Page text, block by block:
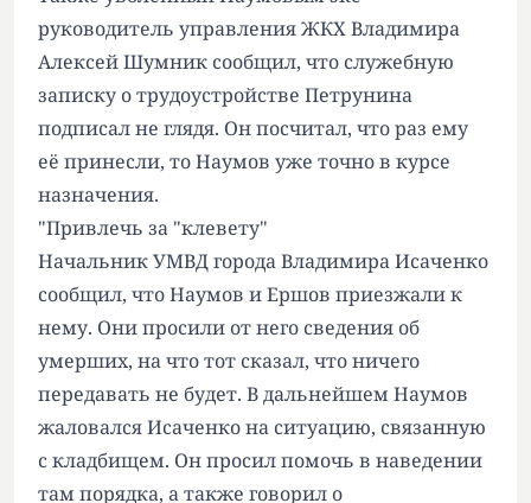
руководитель управления ЖКХ Владимира
Алексей Шумник сообщил, что служебную
записку о трудоустройстве Петрунина
подписал не глядя. Он посчитал, что раз ему
её принесли, то Наумов уже точно в курсе
назначения.
"Привлечь за "клевету"
Начальник УМВД города Владимира Исаченко
сообщил, что Наумов и Ершов приезжали к
нему. Они просили от него сведения об
умерших, на что тот сказал, что ничего
передавать не будет. В дальнейшем Наумов
жаловался Исаченко на ситуацию, связанную
с кладбищем. Он просил помочь в наведении
там порядка, а также говорил о